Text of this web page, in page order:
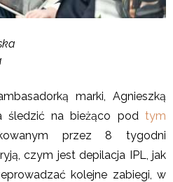
marki, Agnieszką
śledzić na bieżąco pod tym
przez 8 tygodni
czym jest depilacja IPL, jak
kolejne zabiegi, w